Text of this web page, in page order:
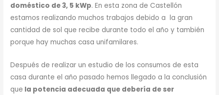
doméstico de 3, 5 kWp. En esta zona de Castellón
estamos realizando muchos trabajos debido a la gran
cantidad de sol que recibe durante todo el año y también
porque hay muchas casa unifamilares.
Después de realizar un estudio de los consumos de esta
casa durante el año pasado hemos llegado a la conclusión
que la potencia adecuada que debería de ser